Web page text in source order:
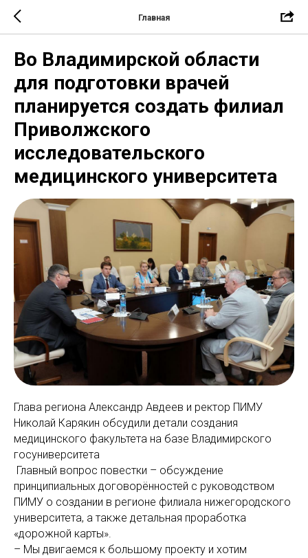
Главная
Во Владимирской области
для подготовки врачей
планируется создать филиал
Приволжского
исследовательского
медицинского университета
Глава региона Александр Авдеев и ректор ПИМУ
Николай Карякин обсудили детали создания
медицинского факультета на базе Владимирского
госуниверситета
Главный вопрос повестки – обсуждение
принципиальных договорённостей с руководством
ПИМУ о создании в регионе филиала нижегородского
университета, а также детальная проработка
«дорожной карты».
– Мы двигаемся к большому проекту и хотим